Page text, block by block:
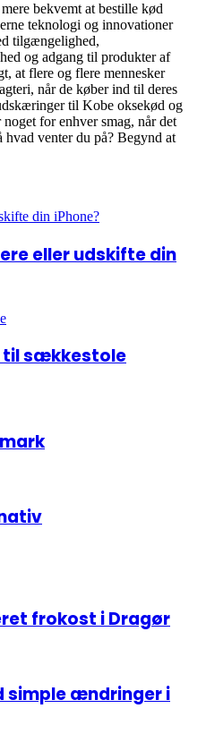
bekvemt at bestille kød
teknologi og innovationer
tilgængelighed,
og adgang til produkter af
at flere og flere mennesker
når de køber ind til deres
til Kobe oksekød og
for enhver smag, når det
venter du på? Begynd at
din iPhone?
eller udskifte din
til sækkestole
frokost i Dragør
simple ændringer i